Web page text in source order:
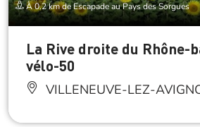
À 0.2 km de Escapade au Pays des Sorgues
La Rive droite du Rhône-
vélo-50
VILLENEUVE-LEZ-